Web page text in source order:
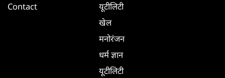
Contact
यूटीलिटी
खेल
मनोरंजन
धर्म ज्ञान
यूटीलिटी